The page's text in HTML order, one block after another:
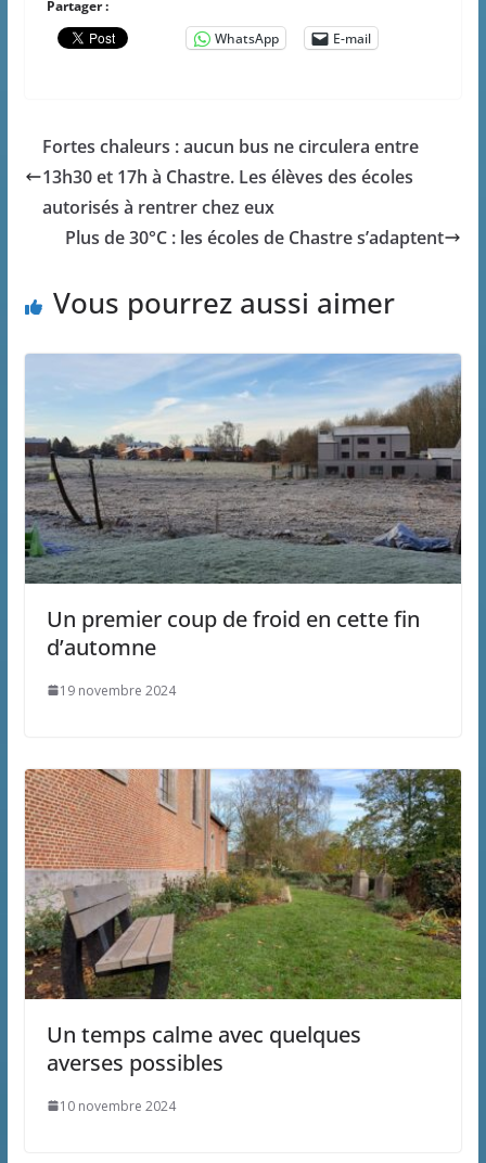
Partager :
WhatsApp
E-mail
Fortes chaleurs : aucun bus ne circulera entre
13h30 et 17h à Chastre. Les élèves des écoles
autorisés à rentrer chez eux
Plus de 30°C : les écoles de Chastre s’adaptent
Vous pourrez aussi aimer
Un premier coup de froid en cette fin
d’automne
19 novembre 2024
Un temps calme avec quelques
averses possibles
10 novembre 2024